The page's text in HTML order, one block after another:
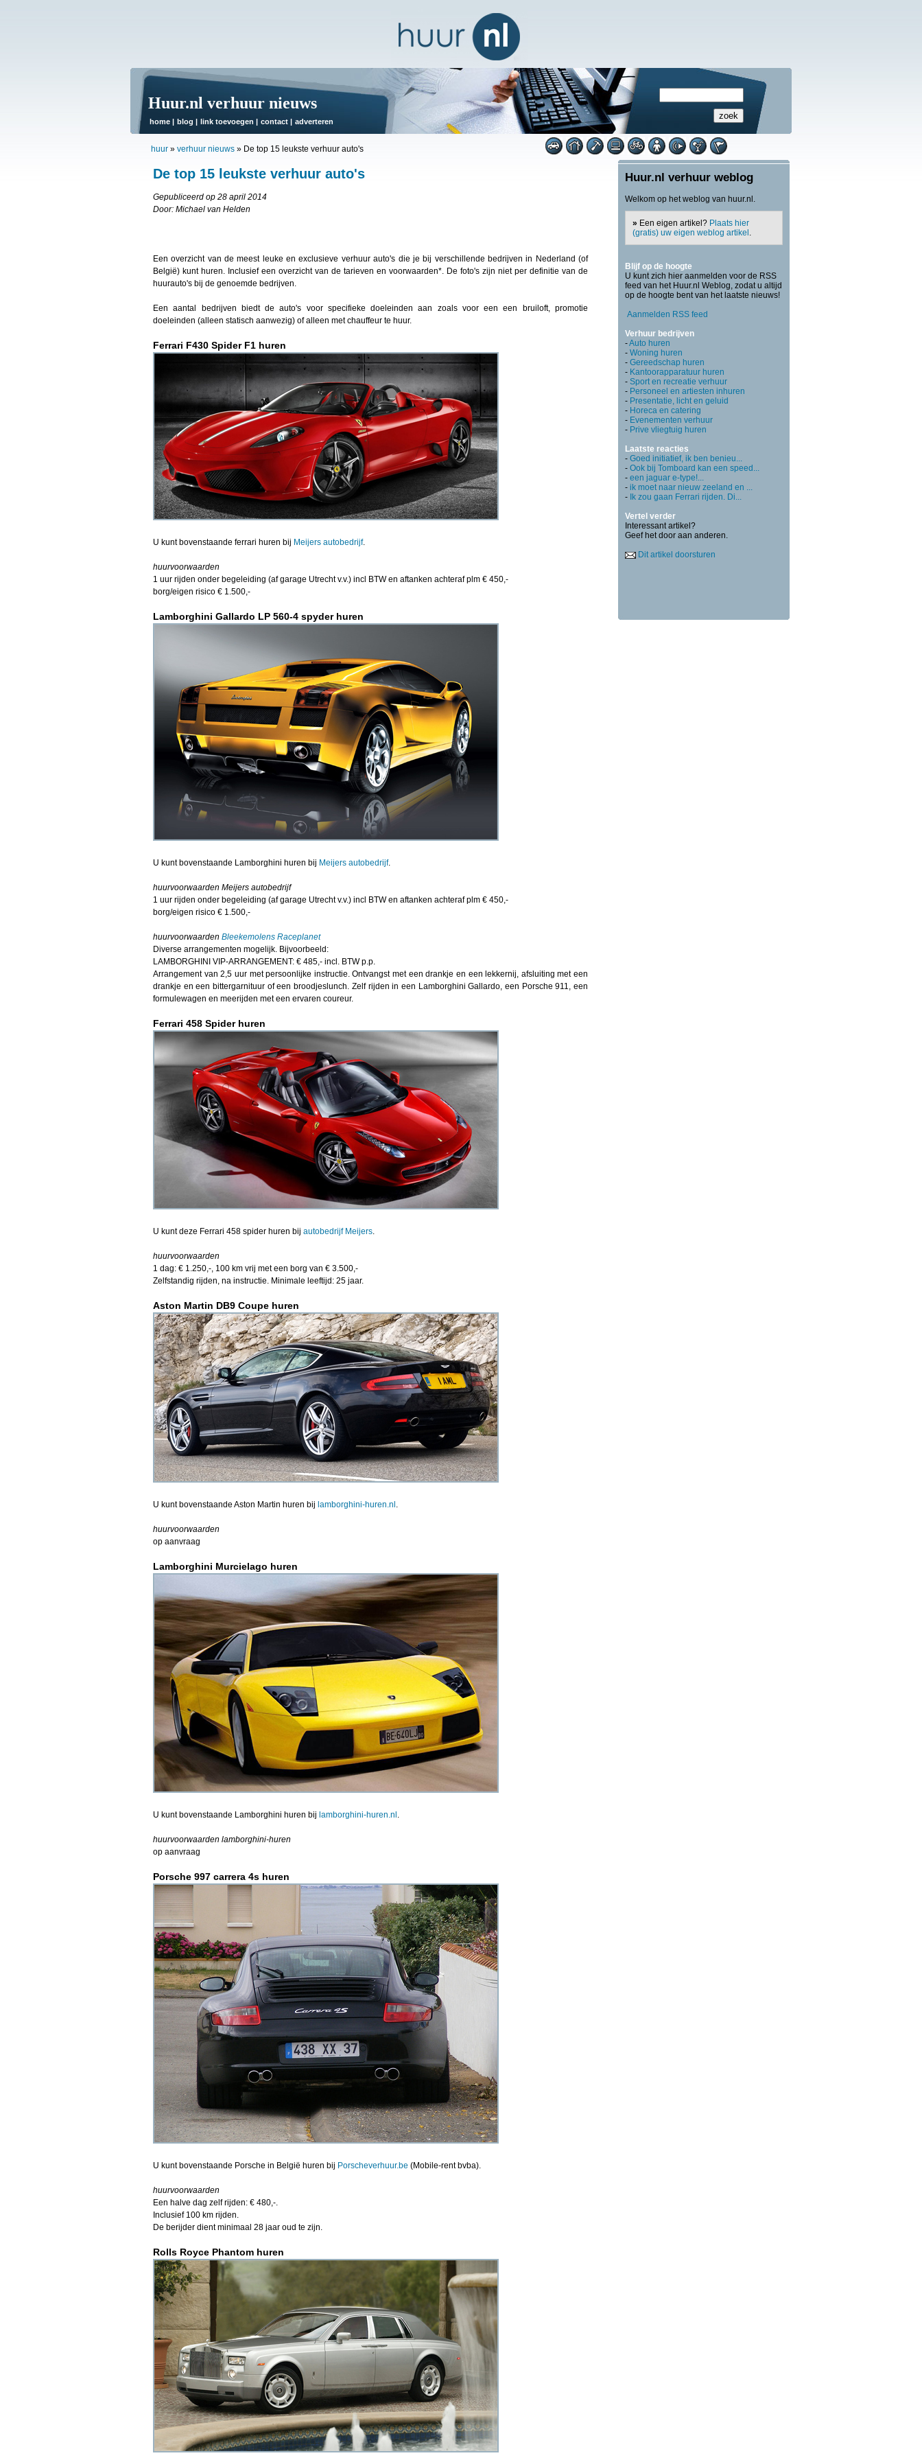
Huur.nl verhuur nieuws
home | blog | link toevoegen | contact | adverteren
huur » verhuur nieuws » De top 15 leukste verhuur auto's
De top 15 leukste verhuur auto's
Gepubliceerd op 28 april 2014
Door: Michael van Helden
Een overzicht van de meest leuke en exclusieve verhuur auto's die je bij verschillende bedrijven in Nederland (of
België) kunt huren. Inclusief een overzicht van de tarieven en voorwaarden*. De foto's zijn niet per definitie van de
huurauto's bij de genoemde bedrijven.
Een aantal bedrijven biedt de auto's voor specifieke doeleinden aan zoals voor een een bruiloft, promotie
doeleinden (alleen statisch aanwezig) of alleen met chauffeur te huur.
Ferrari F430 Spider F1 huren
U kunt bovenstaande ferrari huren bij Meijers autobedrijf.
huurvoorwaarden
1 uur rijden onder begeleiding (af garage Utrecht v.v.) incl BTW en aftanken achteraf plm € 450,-
borg/eigen risico € 1.500,-
Lamborghini Gallardo LP 560-4 spyder huren
U kunt bovenstaande Lamborghini huren bij Meijers autobedrijf.
huurvoorwaarden Meijers autobedrijf
1 uur rijden onder begeleiding (af garage Utrecht v.v.) incl BTW en aftanken achteraf plm € 450,-
borg/eigen risico € 1.500,-
huurvoorwaarden Bleekemolens Raceplanet
Diverse arrangementen mogelijk. Bijvoorbeeld:
LAMBORGHINI VIP-ARRANGEMENT: € 485,- incl. BTW p.p.
Arrangement van 2,5 uur met persoonlijke instructie. Ontvangst met een drankje en een lekkernij, afsluiting met een
drankje en een bittergarnituur of een broodjeslunch. Zelf rijden in een Lamborghini Gallardo, een Porsche 911, een
formulewagen en meerijden met een ervaren coureur.
Ferrari 458 Spider huren
U kunt deze Ferrari 458 spider huren bij autobedrijf Meijers.
huurvoorwaarden
1 dag: € 1.250,-, 100 km vrij met een borg van € 3.500,-
Zelfstandig rijden, na instructie. Minimale leeftijd: 25 jaar.
Aston Martin DB9 Coupe huren
U kunt bovenstaande Aston Martin huren bij lamborghini-huren.nl .
huurvoorwaarden
op aanvraag
Lamborghini Murcielago huren
U kunt bovenstaande Lamborghini huren bij lamborghini-huren.nl .
huurvoorwaarden lamborghini-huren
op aanvraag
Porsche 997 carrera 4s huren
U kunt bovenstaande Porsche in België huren bij Porscheverhuur.be (Mobile-rent bvba).
huurvoorwaarden
Een halve dag zelf rijden: € 480,-.
Inclusief 100 km rijden.
De berijder dient minimaal 28 jaar oud te zijn.
Rolls Royce Phantom huren
Huur.nl verhuur weblog
Welkom op het weblog van huur.nl.
» Een eigen artikel? Plaats hier
(gratis) uw eigen weblog artikel .
Blijf op de hoogte
U kunt zich hier aanmelden voor de RSS
feed van het Huur.nl Weblog, zodat u altijd
op de hoogte bent van het laatste nieuws!
Aanmelden RSS feed
Verhuur bedrijven
-Auto huren
- Woning huren
- Gereedschap huren
- Kantoorapparatuur huren
- Sport en recreatie verhuur
- Personeel en artiesten inhuren
- Presentatie, licht en geluid
- Horeca en catering
- Evenementen verhuur
- Prive vliegtuig huren
Laatste reacties
- Goed initiatief, ik ben benieu...
- Ook bij Tomboard kan een speed...
- een jaguar e-type!...
- ik moet naar nieuw zeeland en ...
- Ik zou gaan Ferrari rijden. Di...
Vertel verder
Interessant artikel?
Geef het door aan anderen.
Dit artikel doorsturen